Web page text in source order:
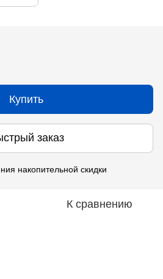
Купить
заказ
накопительной скидки
К сравнению